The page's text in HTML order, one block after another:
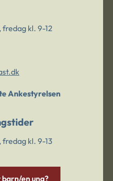
kl. 9-12
Ankestyrelsen
kl. 9-13
en ung?